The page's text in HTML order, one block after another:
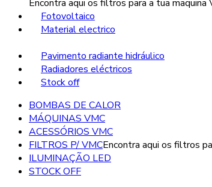
Encontra aqui os filtros para a tua
Fotovoltaico
Material electrico
Pavimento radiante hidráulico
Radiadores eléctricos
Stock off
BOMBAS DE CALOR
MÁQUINAS VMC
ACESSÓRIOS VMC
FILTROS P/ VMCEncontra aqui os filtros
ILUMINAÇÃO LED
STOCK OFF